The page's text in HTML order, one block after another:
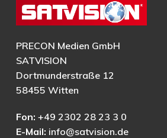
PRECON Medien GmbH
SATVISION
Dortmunderstraße 12
58455 Witten
Fon: +49 2302 28 23 3 0
E-Mail: info@satvision.de